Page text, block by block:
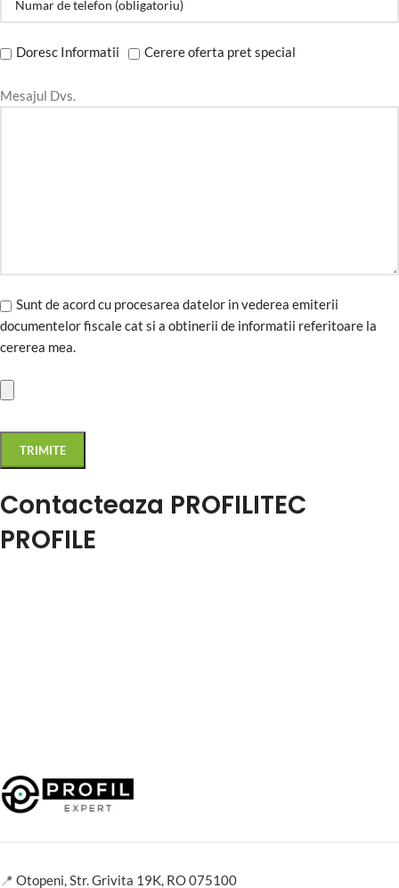
Doresc Informatii Cerere oferta pret special
Mesajul Dvs.
Sunt de acord cu procesarea datelor in vederea emiterii
documentelor fiscale cat si a obtinerii de informatii referitoare la
cererea mea.
Contacteaza PROFILITEC
PROFILE
📍 Otopeni, Str. Grivita 19K, RO 075100